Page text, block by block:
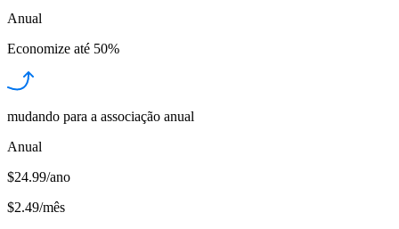
Anual
Economize até 50%
mudando para a associação anual
Anual
$24.99/ano
$2.49/mês